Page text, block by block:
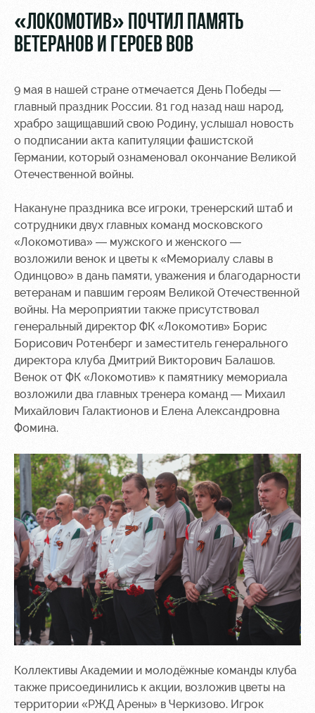
Photo
Disabled
supporters
RZD Arena
Events
Fields
rent
Space
rentals
Ice palace
Sport
activities
Локо
Старт
Our fans
Wallpapers
A fan card
Loyalty
program
Parking
Информация
для
болельщиков
МГН
«ЛОКОМОТИВ» ПОЧТИЛ ПАМЯТЬ
ВЕТЕРАНОВ И ГЕРОЕВ ВОВ
9 мая в нашей стране отмечается День Победы —
главный праздник России. 81 год назад наш народ,
храбро защищавший свою Родину, услышал новость
о подписании акта капитуляции фашистской
Германии, который ознаменовал окончание Великой
Отечественной войны.
Накануне праздника все игроки, тренерский штаб и
сотрудники двух главных команд московского
«Локомотива» — мужского и женского —
возложили венок и цветы к «Мемориалу славы в
Одинцово» в дань памяти, уважения и благодарности
ветеранам и павшим героям Великой Отечественной
войны. На мероприятии также присутствовал
генеральный директор ФК «Локомотив» Борис
Борисович Ротенберг и заместитель генерального
директора клуба Дмитрий Викторович Балашов.
Венок от ФК «Локомотив» к памятнику мемориала
возложили два главных тренера команд — Михаил
Михайлович Галактионов и Елена Александровна
Фомина.
Коллективы Академии и молодёжные команды клуба
также присоединились к акции, возложив цветы на
территории «РЖД Арены» в Черкизово. Игрок